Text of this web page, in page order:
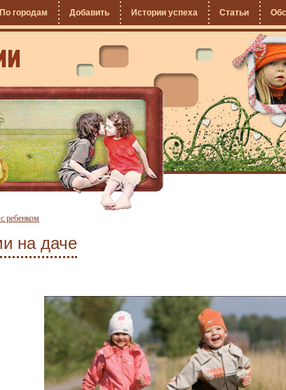
По городам Добавить Истории успеха Статьи
ребенком
на даче